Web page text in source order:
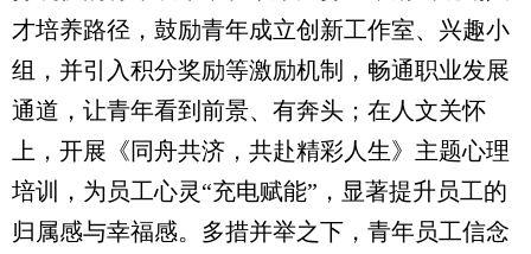
才培养路径，鼓励青年成立创新工作室、兴趣小
组，并引入积分奖励等激励机制，畅通职业发展
通道，让青年看到前景、有奔头；在人文关怀
上，开展《同舟共济，共赴精彩人生》主题心理
培训，为员工心灵“充电赋能”，显著提升员工的
归属感与幸福感。多措并举之下，青年员工信念